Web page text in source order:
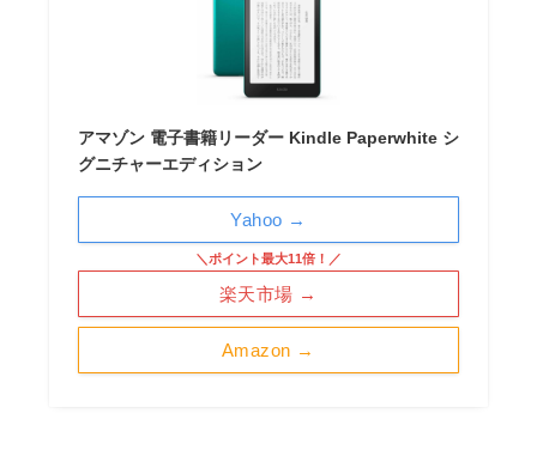
アマゾン 電子書籍リーダー Kindle Paperwhite シ
グニチャーエディション
Amazon →
＼ポイント最大11倍！／
楽天市場 →
Yahoo →